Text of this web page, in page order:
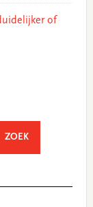
of
ZOEKSEARCH